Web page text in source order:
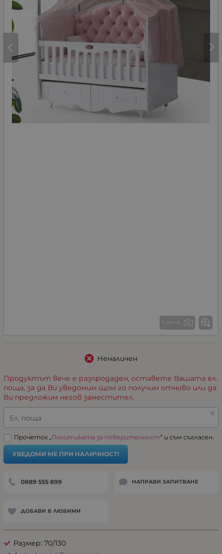
1 от 4
Неналичен
Продуктът вече е разпродаден, оставете Вашата ел.
поща, за да Ви уведомим щом го получим отново или да
Ви предложим негов заместител.
Ел. поща
Прочетох „Политиката за поверителност“ и съм съгласен.
УВЕДОМИ МЕ ПРИ НАЛИЧНОСТ!
0889 555 899 НАПРАВИ ЗАПИТВАНЕ
ДОБАВИ В ЛЮБИМИ
Размер: 70/130